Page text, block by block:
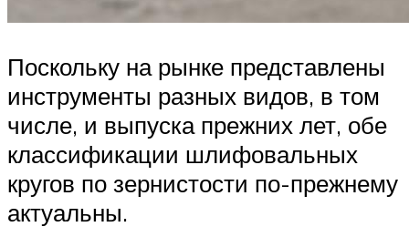
Поскольку на рынке представлены
инструменты разных видов, в том
числе, и выпуска прежних лет, обе
классификации шлифовальных
кругов по зернистости по-прежнему
актуальны.